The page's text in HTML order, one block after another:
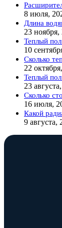
8 июля,
Длина
23 ноября,
Теплый
10
Сколько
22
Теплый
23
Сколько
16 июля,
Какой
9 августа,